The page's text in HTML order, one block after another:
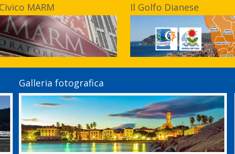
MARM Il Golfo Dianese
Galleria fotografica